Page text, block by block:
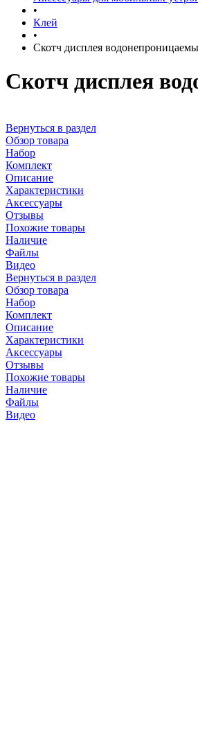
•
Клей
•
Скотч дисплея
Скотч дисплея
Вернуться в раздел
Обзор товара
Набор
Комплект
Описание
Характеристики
Аксессуары
Отзывы
Похожие товары
Наличие
Файлы
Видео
Вернуться в раздел
Обзор товара
Набор
Комплект
Описание
Характеристики
Аксессуары
Отзывы
Похожие товары
Наличие
Файлы
Видео